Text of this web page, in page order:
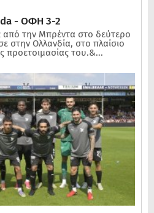
- ΟΦΗ 3-2
την Μπρέντα στο δεύτερο
στην Ολλανδία, στο πλαίσιο
προετοιμασίας του.&...